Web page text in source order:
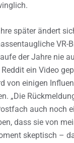
später ändert
VR-
der Jahre nie
ein Video
von einigen
„Die
auch noch
dass sie von
skeptisch –